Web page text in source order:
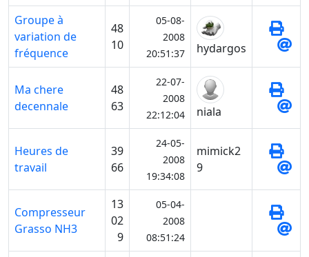
Groupe à
variation de
fréquence
48
10
05-08-
2008
20:51:37
hydargos
Ma chere
decennale
48
63
22-07-
2008
22:12:04
niala
Heures de
travail
39
66
24-05-
2008
19:34:08
mimick2
9
Compresseur
Grasso NH3
13
02
9
05-04-
2008
08:51:24